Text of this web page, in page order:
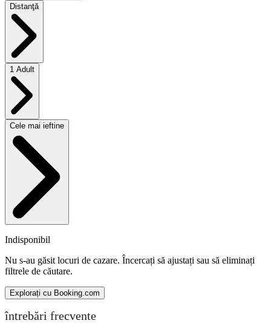
Distanţă
1 Adult
Cele mai ieftine
Indisponibil
Nu s-au găsit locuri de cazare. Încercați să ajustați sau să eliminați
filtrele de căutare.
Explorați cu Booking.com
întrebări frecvente